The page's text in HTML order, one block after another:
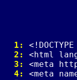
  1:
  2:
  3:
  4: